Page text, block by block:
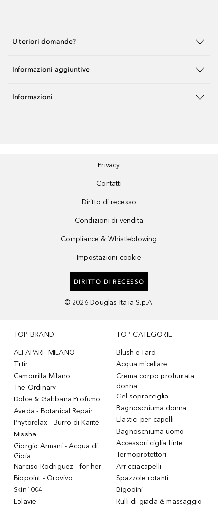
Ulteriori domande?
Informazioni aggiuntive
Informazioni
Privacy
Contatti
Diritto di recesso
Condizioni di vendita
Compliance & Whistleblowing
Impostazioni cookie
DIRITTO DI RECESSO
© 2026 Douglas Italia S.p.A.
TOP BRAND
ALFAPARF MILANO
Tirtir
Camomilla Milano
The Ordinary
Dolce & Gabbana Profumo
Aveda - Botanical Repair
Phytorelax - Burro di Karitè
Missha
Giorgio Armani - Acqua di
Gioia
Narciso Rodriguez - for her
Biopoint - Orovivo
Skin1004
Lolavie
TOP CATEGORIE
Blush e Fard
Acqua micellare
Crema corpo profumata
donna
Gel sopracciglia
Bagnoschiuma donna
Elastici per capelli
Bagnoschiuma uomo
Accessori ciglia finte
Termoprotettori
Arricciacapelli
Spazzole rotanti
Bigodini
Rulli di giada & massaggio